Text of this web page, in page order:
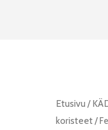
Etusivu /
koristeet/
Femell